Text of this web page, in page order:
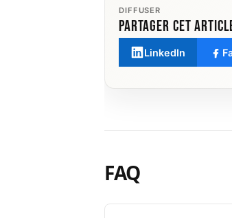
DIFFUSER
Partager cet
LinkedIn
FAQ